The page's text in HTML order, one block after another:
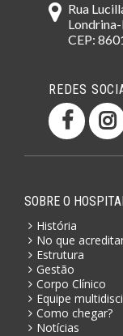
Rua
CEP:
REDES
SOBRE O
História
No que
Estrutura
Gestão
Corpo Clínico
Equipe
Como chegar?
Notícias